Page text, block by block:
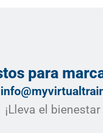
para
¡Lleva el